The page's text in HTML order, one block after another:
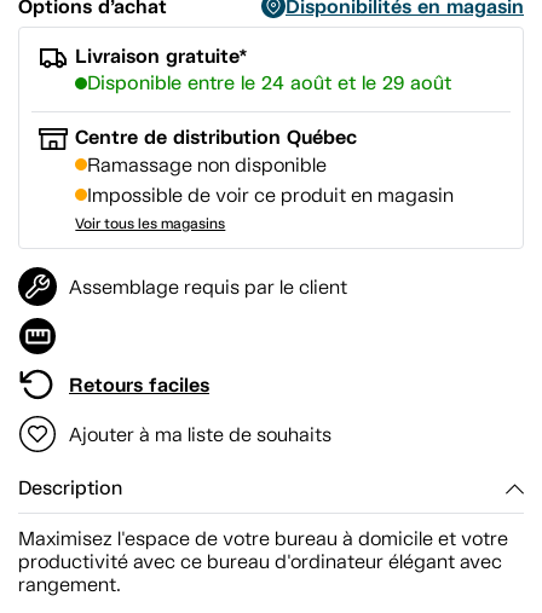
Options d’achat
Disponibilités en magasin
Livraison gratuite*
Disponible entre le 24 août et le 29 août
Centre de distribution Québec
Ramassage non disponible
Impossible de voir ce produit en magasin
Voir tous les magasins
Assemblage requis par le client
Retours faciles
Ajouter à ma liste de souhaits
Description
Maximisez l'espace de votre bureau à domicile et votre
productivité avec ce bureau d'ordinateur élégant avec
rangement.